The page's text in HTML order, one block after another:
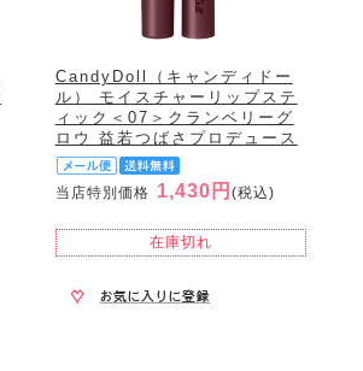
CandyDoll（キャンディドー
ル） モイスチャーリップステ
ィック＜07＞クランベリーグ
ロウ 益若つばさプロデュース
当店特別価格 1,430円 (税込)
在庫切れ